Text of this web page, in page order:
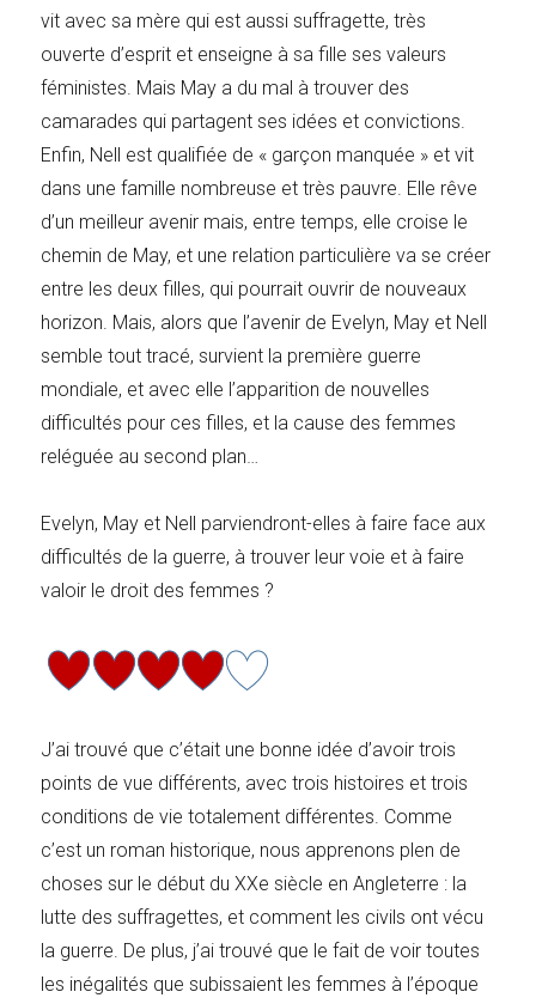
vit avec sa mère qui est aussi suffragette, très
ouverte d’esprit et enseigne à sa fille ses valeurs
féministes. Mais May a du mal à trouver des
camarades qui partagent ses idées et convictions.
Enfin, Nell est qualifiée de « garçon manquée » et vit
dans une famille nombreuse et très pauvre. Elle rêve
d’un meilleur avenir mais, entre temps, elle croise le
chemin de May, et une relation particulière va se créer
entre les deux filles, qui pourrait ouvrir de nouveaux
horizon. Mais, alors que l’avenir de Evelyn, May et Nell
semble tout tracé, survient la première guerre
mondiale, et avec elle l’apparition de nouvelles
difficultés pour ces filles, et la cause des femmes
reléguée au second plan…
Evelyn, May et Nell parviendront-elles à faire face aux
difficultés de la guerre, à trouver leur voie et à faire
valoir le droit des femmes ?
J’ai trouvé que c’était une bonne idée d’avoir trois
points de vue différents, avec trois histoires et trois
conditions de vie totalement différentes. Comme
c’est un roman historique, nous apprenons plen de
choses sur le début du XXe siècle en Angleterre : la
lutte des suffragettes, et comment les civils ont vécu
la guerre. De plus, j’ai trouvé que le fait de voir toutes
les inégalités que subissaient les femmes à l’époque